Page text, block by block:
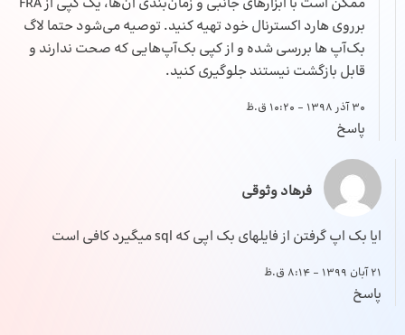
برروی هارد اکسترنال خود تهیه کنید. توصیه می‌شود حتما لاگ
بک‌آپ ها بررسی شده و از کپی بک‌آپ‌هایی که صحت ندارند و
قابل بازگشت نیستند جلوگیری کنید.
30 آذر 1398 - 10:20 ق.ظ
پاسخ
فرهاد وثوقی
ایا بک اپ گرفتن از فایلهای بک اپی که sql میگیرد کافی است
21 آبان 1399 - 8:14 ق.ظ
پاسخ